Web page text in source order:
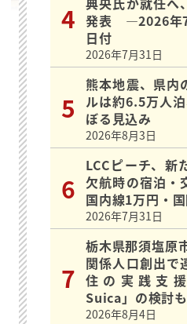
発表 ―2026年
日付
2026年7月31日
熊本地震、県内
ルは約6.5万人
ぼる見込み
2026年8月3日
LCCピーチ、新
欠航時の宿泊・
国内線1万円・
2026年7月31日
栃木県那須塩原
関係人口創出で
住の実践支
Suica」の検討も
2026年8月4日